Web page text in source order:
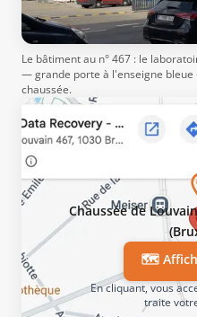
Le bâtiment au n° 467 : le
— grande porte à l'enseigne bleue
chaussée.
Chaussée de
🗺️
En cliquant, vous
traite